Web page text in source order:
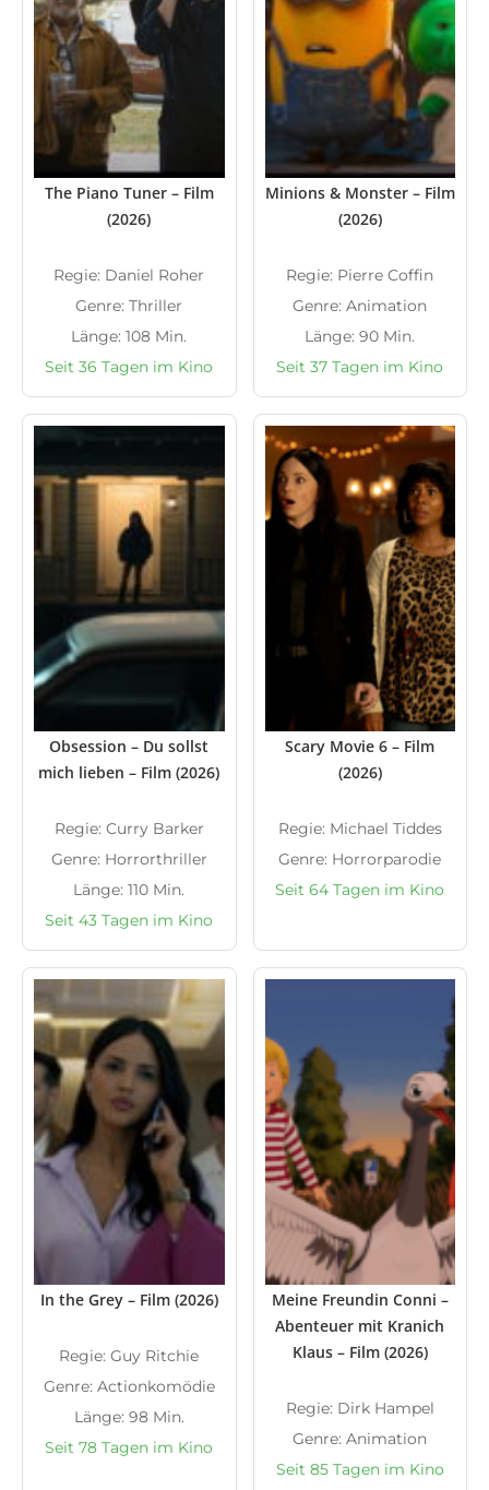
The Piano Tuner – Film
(2026)
Regie: Daniel Roher
Genre: Thriller
Länge: 108 Min.
Seit 36 Tagen im Kino
Minions & Monster – Film
(2026)
Regie: Pierre Coffin
Genre: Animation
Länge: 90 Min.
Seit 37 Tagen im Kino
Obsession – Du sollst
mich lieben – Film (2026)
Regie: Curry Barker
Genre: Horrorthriller
Länge: 110 Min.
Seit 43 Tagen im Kino
Scary Movie 6 – Film
(2026)
Regie: Michael Tiddes
Genre: Horrorparodie
Seit 64 Tagen im Kino
In the Grey – Film (2026)
Regie: Guy Ritchie
Genre: Actionkomödie
Länge: 98 Min.
Seit 78 Tagen im Kino
Meine Freundin Conni –
Abenteuer mit Kranich
Klaus – Film (2026)
Regie: Dirk Hampel
Genre: Animation
Seit 85 Tagen im Kino